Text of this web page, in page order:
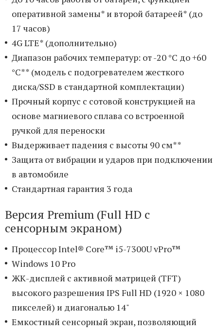
оперативной замены* и второй батареей* (до
17 часов)
4G LTE* (дополнительно)
Диапазон рабочих температур: от -20 °C до +60
°C** (модель с подогревателем жесткого
диска/SSD в стандартной комплектации)
Прочный корпус c сотовой конструкцией на
основе магниевого сплава со встроенной
ручкой для переноски
Выдерживает падения с высоты 90 см**
Защита от вибрации и ударов при подключении
в автомобиле
Стандартная гарантия 3 года
Версия Premium (Full HD с
сенсорным экраном)
Процессор Intel® Core™ i5-7300U vPro™
Windows 10 Pro
ЖК-дисплей с активной матрицей (TFT)
высокого разрешения IPS Full HD (1920 × 1080
пикселей) и диагональю 14"
Емкостный сенсорный экран, позволяющий